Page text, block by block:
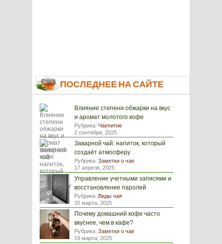
ПОСЛЕДНЕЕ НА САЙТЕ
Влияние степени обжарки на вкус
и аромат молотого кофе
Рубрика: Чаепитие
2 сентября, 2025
Заварной чай: напиток, который
создаёт атмосферу
Рубрика: Заметки о чае
17 апреля, 2025
Управление учетными записями и
восстановление паролей
Рубрика: Виды чая
25 марта, 2025
Почему домашний кофе часто
вкуснее, чем в кафе?
Рубрика: Заметки о чае
19 марта, 2025